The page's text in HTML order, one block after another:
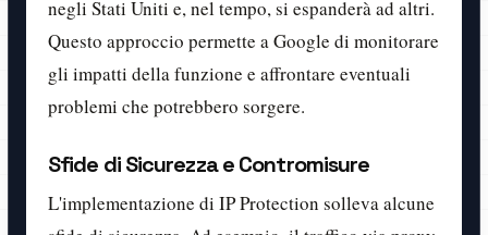
negli Stati Uniti e, nel tempo, si espanderà ad altri.
Questo approccio permette a Google di monitorare
gli impatti della funzione e affrontare eventuali
problemi che potrebbero sorgere.
Sfide di Sicurezza e Contromisure
L'implementazione di IP Protection solleva alcune